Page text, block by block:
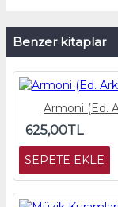
Benzer kitaplar
Armoni (Ed.
625,00TL
SEPETE EKLE